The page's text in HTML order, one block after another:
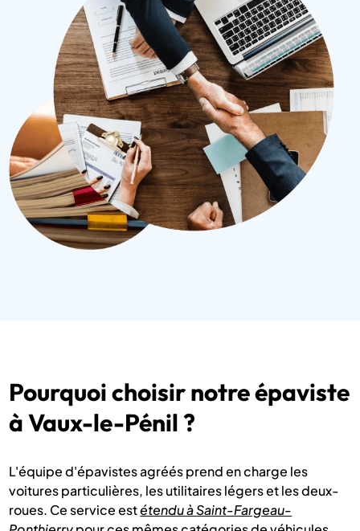
Pourquoi choisir notre épaviste
à Vaux-le-Pénil ?
L'équipe d'épavistes agréés prend en charge les
voitures particulières, les utilitaires légers et les deux-
roues. Ce service estétendu à Saint-Fargeau-